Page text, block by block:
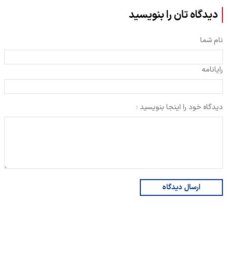
دیدگاه تان را بنویسید
نام شما
رایانامه
دیدگاه خود را اینجا بنویسید :
ارسال دیدگاه